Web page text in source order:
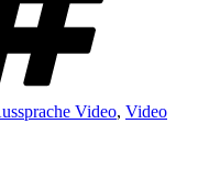
Video, Video